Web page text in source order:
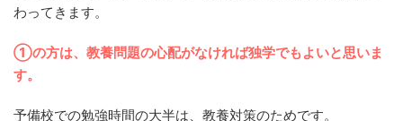
わってきます。
①の方は、教養問題の心配がなければ独学でもよいと思いま
す。
予備校での勉強時間の大半は、教養対策のためです。